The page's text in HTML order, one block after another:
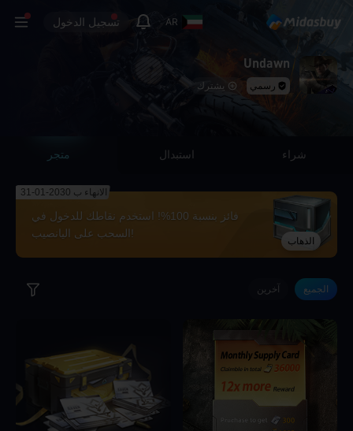
AR تسجيل الدخول
Undawn
رسمي يشترك
شراء استبدال متجر
الانهاء ب 2030-01-31
فائز بنسبة 100%! استخدم نقاطك للدخول في
السحب على اليانصيب!
الذهاب
الجميع آخرين